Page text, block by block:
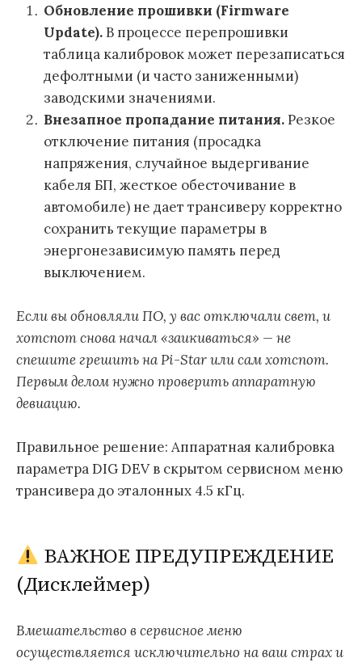
Обновление прошивки (Firmware
Update).В процессе перепрошивки
таблица калибровок может перезаписаться
дефолтными (и часто заниженными)
заводскими значениями.
Внезапное пропадание питания.Резкое
отключение питания (просадка
напряжения, случайное выдергивание
кабеля БП, жесткое обесточивание в
автомобиле) не дает трансиверу корректно
сохранить текущие параметры в
энергонезависимую память перед
выключением.
Если вы обновляли ПО, у вас отключали свет, и
хотспот снова начал «заикиваться» — не
спешите грешить на Pi-Star или сам хотспот.
Первым делом нужно проверить аппаратную
девиацию.
Правильное решение: Аппаратная калибровка
параметра DIG DEV в скрытом сервисном меню
трансивера до эталонных 4.5 кГц.
ВАЖНОЕ ПРЕДУПРЕЖДЕНИЕ
(Дисклеймер)
Вмешательство в сервисное меню
осуществляется исключительно на ваш страх и